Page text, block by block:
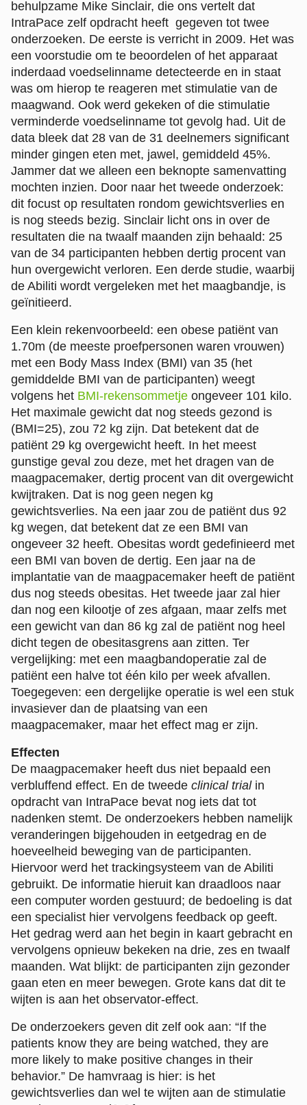
behulpzame Mike Sinclair, die ons vertelt dat
IntraPace zelf opdracht heeft gegeven tot twee
onderzoeken. De eerste is verricht in 2009. Het was
een voorstudie om te beoordelen of het apparaat
inderdaad voedselinname detecteerde en in staat
was om hierop te reageren met stimulatie van de
maagwand. Ook werd gekeken of die stimulatie
verminderde voedselinname tot gevolg had. Uit de
data bleek dat 28 van de 31 deelnemers significant
minder gingen eten met, jawel, gemiddeld 45%.
Jammer dat we alleen een beknopte samenvatting
mochten inzien. Door naar het tweede onderzoek:
dit focust op resultaten rondom gewichtsverlies en
is nog steeds bezig. Sinclair licht ons in over de
resultaten die na twaalf maanden zijn behaald: 25
van de 34 participanten hebben dertig procent van
hun overgewicht verloren. Een derde studie, waarbij
de Abiliti wordt vergeleken met het maagbandje, is
geïnitieerd.
Een klein rekenvoorbeeld: een obese patiënt van
1.70m (de meeste proefpersonen waren vrouwen)
met een Body Mass Index (BMI) van 35 (het
gemiddelde BMI van de participanten) weegt
volgens het BMI-rekensommetje ongeveer 101 kilo.
Het maximale gewicht dat nog steeds gezond is
(BMI=25), zou 72 kg zijn. Dat betekent dat de
patiënt 29 kg overgewicht heeft. In het meest
gunstige geval zou deze, met het dragen van de
maagpacemaker, dertig procent van dit overgewicht
kwijtraken. Dat is nog geen negen kg
gewichtsverlies. Na een jaar zou de patiënt dus 92
kg wegen, dat betekent dat ze een BMI van
ongeveer 32 heeft. Obesitas wordt gedefinieerd met
een BMI van boven de dertig. Een jaar na de
implantatie van de maagpacemaker heeft de patiënt
dus nog steeds obesitas. Het tweede jaar zal hier
dan nog een kilootje of zes afgaan, maar zelfs met
een gewicht van dan 86 kg zal de patiënt nog heel
dicht tegen de obesitasgrens aan zitten. Ter
vergelijking: met een maagbandoperatie zal de
patiënt een halve tot één kilo per week afvallen.
Toegegeven: een dergelijke operatie is wel een stuk
invasiever dan de plaatsing van een
maagpacemaker, maar het effect mag er zijn.
Effecten
De maagpacemaker heeft dus niet bepaald een
verbluffend effect. En de tweede clinical trialin
opdracht van IntraPace bevat nog iets dat tot
nadenken stemt. De onderzoekers hebben namelijk
veranderingen bijgehouden in eetgedrag en de
hoeveelheid beweging van de participanten.
Hiervoor werd het trackingsysteem van de Abiliti
gebruikt. De informatie hieruit kan draadloos naar
een computer worden gestuurd; de bedoeling is dat
een specialist hier vervolgens feedback op geeft.
Het gedrag werd aan het begin in kaart gebracht en
vervolgens opnieuw bekeken na drie, zes en twaalf
maanden. Wat blijkt: de participanten zijn gezonder
gaan eten en meer bewegen. Grote kans dat dit te
wijten is aan het observator-effect.
De onderzoekers geven dit zelf ook aan: “If the
patients know they are being watched, they are
more likely to make positive changes in their
behavior.” De hamvraag is hier: is het
gewichtsverlies dan wel te wijten aan de stimulatie